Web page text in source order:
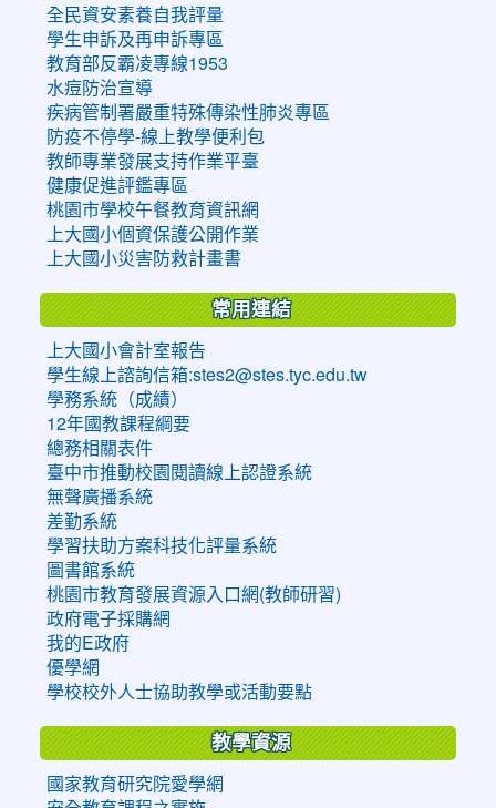
全民資安素養自我評量
學生申訴及再申訴專區
教育部反霸凌專線1953
水痘防治宣導
疾病管制署嚴重特殊傳染性肺炎專區
防疫不停學-線上教學便利包
教師專業發展支持作業平臺
健康促進評鑑專區
桃園市學校午餐教育資訊網
上大國小個資保護公開作業
上大國小災害防救計畫書
常用連結
上大國小會計室報告
學生線上諮詢信箱:stes2@stes.tyc.edu.tw
學務系統（成績）
12年國教課程綱要
總務相關表件
臺中市推動校園閱讀線上認證系統
無聲廣播系統
差勤系統
學習扶助方案科技化評量系統
圖書館系統
桃園市教育發展資源入口網(教師研習)
政府電子採購網
我的E政府
優學網
學校校外人士協助教學或活動要點
教學資源
國家教育研究院愛學網